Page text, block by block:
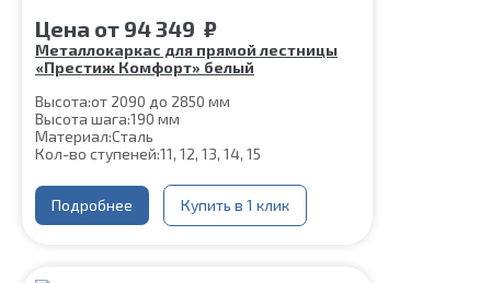
Цена от 94 349 ₽
Металлокаркас для прямой лестницы
«Престиж Комфорт» белый
Высота:от 2090 до 2850 мм
Высота шага:190 мм
Материал:Сталь
Кол-во ступеней:11, 12, 13, 14, 15
Подробнее Купить в 1 клик